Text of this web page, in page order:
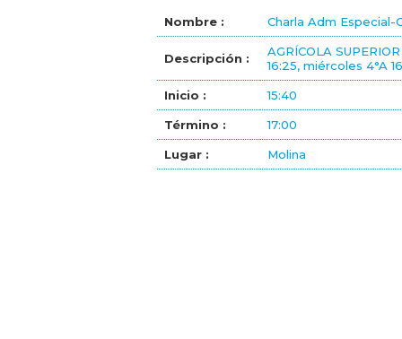
Nombre : Charla Adm Especial-
Descripción :
AGRÍCOLA
16:25, miércoles 4°A
Inicio : 15:40
Término : 17:00
Lugar : Molina